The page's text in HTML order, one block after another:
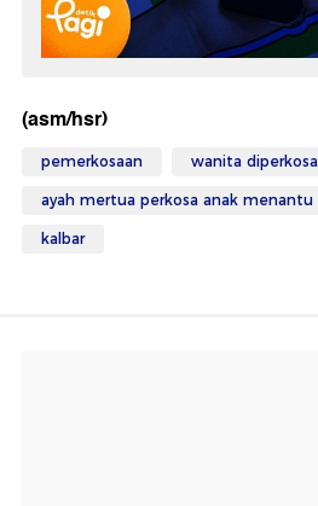
(asm/hsr)
pemerkosaan wanita
ayah mertua perkosa anak menantu
kalbar